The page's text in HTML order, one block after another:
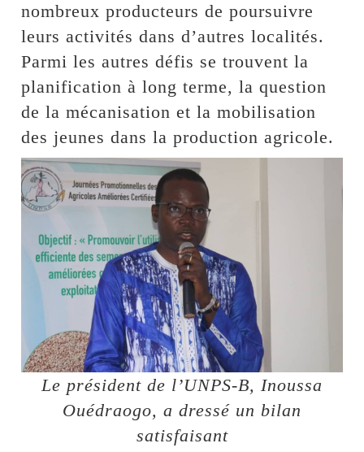
nombreux producteurs de poursuivre
leurs activités dans d’autres localités.
Parmi les autres défis se trouvent la
planification à long terme, la question
de la mécanisation et la mobilisation
des jeunes dans la production agricole.
Le président de l’UNPS-B, Inoussa
Ouédraogo, a dressé un bilan
satisfaisant